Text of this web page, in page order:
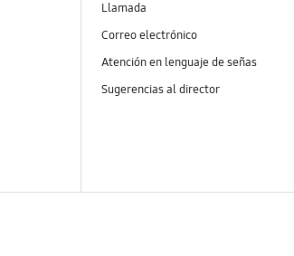
Llamada
Correo electrónico
Atención en lenguaje de señas
Sugerencias al director